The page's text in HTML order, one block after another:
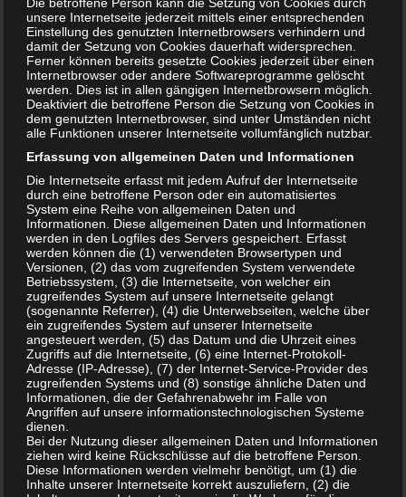
Wasserspeichergranulat Micro
Polyacrylsäure
– Verpackung: 1.000g Folienbeutel,
verschweißt
– Korngöße: 0,1-1mm
(Stockosorb)
– Beschaffenheit: reines Pulver, techn. Qualität
– bindet bis zum 250fachen seines Eigengewichtes an
Wasser
– Lagerung: trocken und bei Raumtemperatur,
Hitzeeinwirkung vermeiden
Wasserspeichergranulat findet Verwendung im Bereich als
Bodenhilfsstoff (TerraPreta, mit EM-Bakterienkulturen) zur
Pflanzenbewässerung oder zur Feuchtigkeitsabsorbtion,
Herstellung von Gelen.
mehr Infos:
unsere Internetseite jederzeit mittels einer entsprechenden
Einstellung des genutzten Internetbrowsers verhindern und
damit der Setzung von Cookies dauerhaft widersprechen.
Ferner können bereits gesetzte Cookies jederzeit über einen
Internetbrowser oder andere Softwareprogramme gelöscht
werden. Dies ist in allen gängigen Internetbrowsern möglich.
Deaktiviert die betroffene Person die Setzung von Cookies in
dem genutzten Internetbrowser, sind unter Umständen nicht
alle Funktionen unserer Internetseite vollumfänglich nutzbar.
Erfassung von allgemeinen Daten und Informationen
Die Internetseite erfasst mit jedem Aufruf der Internetseite
durch eine betroffene Person oder ein automatisiertes
System eine Reihe von allgemeinen Daten und
Informationen. Diese allgemeinen Daten und Informationen
werden in den Logfiles des Servers gespeichert. Erfasst
werden können die (1) verwendeten Browsertypen und
Versionen, (2) das vom zugreifenden System verwendete
Betriebssystem, (3) die Internetseite, von welcher ein
zugreifendes System auf unsere Internetseite gelangt
(sogenannte Referrer), (4) die Unterwebseiten, welche über
ein zugreifendes System auf unserer Internetseite
angesteuert werden, (5) das Datum und die Uhrzeit eines
Zugriffs auf die Internetseite, (6) eine Internet-Protokoll-
Adresse (IP-Adresse), (7) der Internet-Service-Provider des
zugreifenden Systems und (8) sonstige ähnliche Daten und
Informationen, die der Gefahrenabwehr im Falle von
Angriffen auf unsere informationstechnologischen Systeme
dienen.
Bei der Nutzung dieser allgemeinen Daten und Informationen
ziehen wird keine Rückschlüsse auf die betroffene Person.
Diese Informationen werden vielmehr benötigt, um (1) die
Inhalte unserer Internetseite korrekt auszuliefern, (2) die